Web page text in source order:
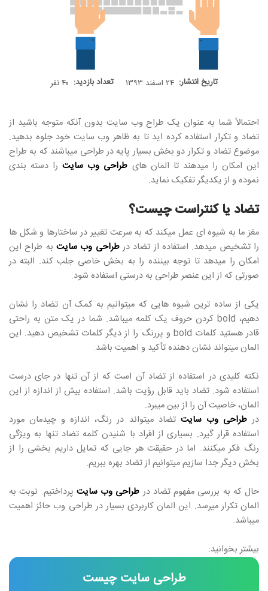
تاریخ انتشار: ۲۴ اسفند ۱۳۹۳ تعداد بازدید: ۴۰ نفر
احتمالاً شما به عنوان یک طراح وب سایت بدون آنکه متوجه باشید از
تضاد و تکرار استفاده کرده اید تا به ظاهر وب سایت خود جلوه بدهید.
موضوع تضاد و تکرار دو بخش بسیار پایه در طراحی میباشند که به طراح
این امکان را میدهند تا المان های طراحی وب سایترا دسته بندی
نموده و از یکدیگر تفکیک نماید.
تضاد یا کنتراست چیست؟
مغز ما به شیوه ای عمل میکند که به سرعت تغییر در ساختارها و شکل ها
را تشخیص میدهد. استفاده از تضاد درطراحی وب سایت به طراح این
امکان را میدهد تا توجه بیننده را به بخش خاصی جلب کند. البته در
صورتی که از این عنصر طراحی به درستی استفاده شود.
یکی از ساده ترین شیوه هایی که میتوانیم به کمک آن تضاد را نشان
دهیم، bold کردن حروف یک کلمه میباشد. شما در یک متن به راحتی
قادر هستید کلمات bold و پررنگ را از دیگر کلمات تشخیص دهید. این
المان میتواند نشان دهنده تأکید و اهمیت باشد.
نکته کلیدی در استفاده از تضاد آن است که از آن تنها در جای درست
استفاده شود. تضاد باید قابل رؤیت باشد. استفاده بیش از اندازه از این
المان، خاصیت آن را از بین میبرد.
درطراحی وب سایت تضاد میتواند در رنگ، اندازه و چیدمان مورد
استفاده قرار گیرد. بسیاری از افراد با شنیدن کلمه تضاد تنها به ویژگی
رنگ فکر میکنند. اما در حقیقت هر جایی که تمایل داریم بخشی را از
بخش دیگر جدا سازیم میتوانیم از تضاد بهره ببریم.
حال که به بررسی مفهوم تضاد در طراحی وب سایت پرداختیم. نوبت به
المان تکرار میرسد. این المان کاربردی بسیار در طراحی وب حائز اهمیت
میباشد.
بیشتر بخوانید:
طراحی سایت چیست